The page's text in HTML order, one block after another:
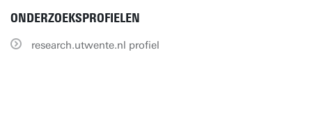
ONDERZOEKSPROFIELEN
research.utwente.nl profiel